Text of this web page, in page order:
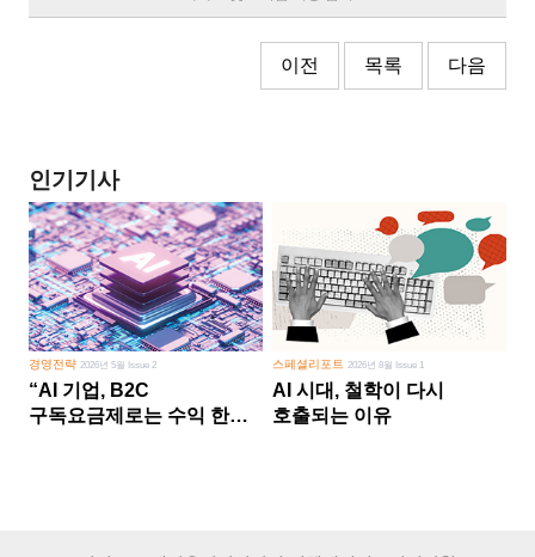
이전 목록 다음
인기기사
경영전략 2026년 5월 Issue 2
“AI 기업, B2C
구독요금제로는 수익 한계
스페셜리포트 2026년 8월 Issue 1
AI 시대, 철학이 다시
호출되는 이유